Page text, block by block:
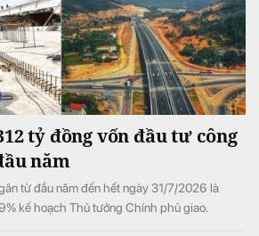
tỷ đồng vốn đầu tư công
năm
từ đầu năm đến hết ngày 31/7/2026 là
kế hoạch Thủ tướng Chính phủ giao.